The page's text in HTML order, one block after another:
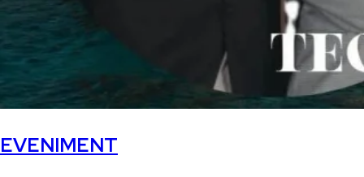
EVENIMENT